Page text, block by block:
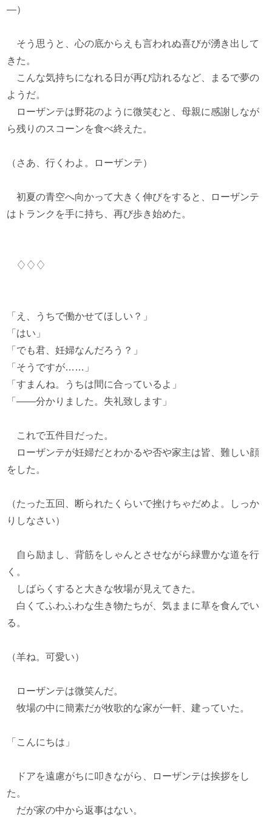
―）
そう思うと、心の底からえも言われぬ喜びが湧き出して
きた。
こんな気持ちになれる日が再び訪れるなど、まるで夢の
ようだ。
ローザンテは野花のように微笑むと、母親に感謝しなが
ら残りのスコーンを食べ終えた。
（さあ、行くわよ。ローザンテ）
初夏の青空へ向かって大きく伸びをすると、ローザンテ
はトランクを手に持ち、再び歩き始めた。
♢♢♢
「え、うちで働かせてほしい？」
「はい」
「でも君、妊婦なんだろう？」
「そうですが……」
「すまんね。うちは間に合っているよ」
「――分かりました。失礼致します」
これで五件目だった。
ローザンテが妊婦だとわかるや否や家主は皆、難しい顔
をした。
（たった五回、断られたくらいで挫けちゃだめよ。しっか
りしなさい）
自ら励まし、背筋をしゃんとさせながら緑豊かな道を行
く。
しばらくすると大きな牧場が見えてきた。
白くてふわふわな生き物たちが、気ままに草を食んでい
る。
（羊ね。可愛い）
ローザンテは微笑んだ。
牧場の中に簡素だが牧歌的な家が一軒、建っていた。
「こんにちは」
ドアを遠慮がちに叩きながら、ローザンテは挨拶をし
た。
だが家の中から返事はない。